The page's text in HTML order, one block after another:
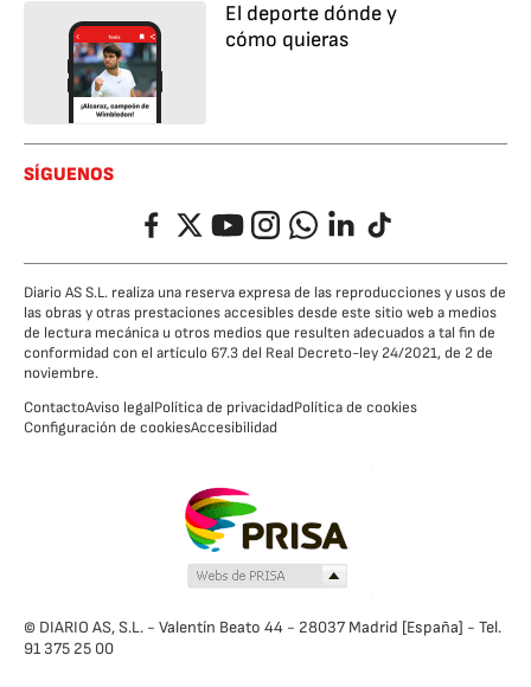
El deporte dónde y
cómo quieras
SÍGUENOS
FacebookTwitterYouTubeInstagramWhatsappLinkedIn
TikTok
Diario AS S.L. realiza una reserva expresa de las reproducciones y usos de
las obras y otras prestaciones accesibles desde este sitio web a medios
de lectura mecánica u otros medios que resulten adecuados a tal fin de
conformidad con el artículo 67.3 del Real Decreto-ley 24/2021, de 2 de
noviembre.
ContactoAviso legalPolítica de privacidadPolítica de cookies
Configuración de cookiesAccesibilidad
© DIARIO AS, S.L. - Valentín Beato 44 - 28037 Madrid [España] - Tel.
91 375 25 00